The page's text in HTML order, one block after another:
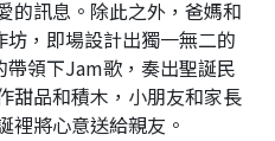
的訊息。除此之外，爸媽和
，即場設計出獨一無二的
領下Jam歌，奏出聖誕民
甜品和積木，小朋友和家長
裡將心意送給親友。